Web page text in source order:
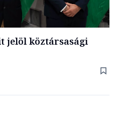
jelöl köztársasági